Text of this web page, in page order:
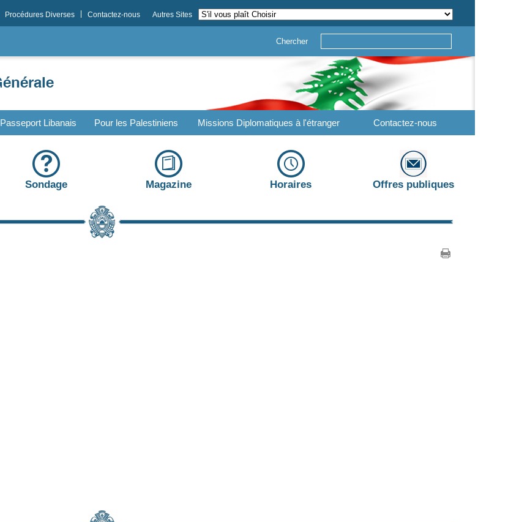
Procédures Diverses Contactez-nous Autres Sites
Chercher
Passeport Libanais Pour les Palestiniens Missions Diplomatiques à l'étranger Contactez-nous
Sondage Magazine Horaires Offres publiques